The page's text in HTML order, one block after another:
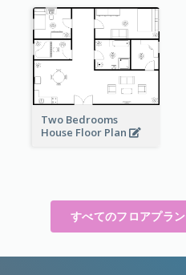
Two Bedrooms
House Floor Plan
すべてのフロアプラ